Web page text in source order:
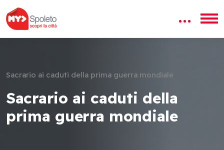
Sacrario ai caduti della prima guerra mondiale
Sacrario ai caduti della
prima guerra mondiale